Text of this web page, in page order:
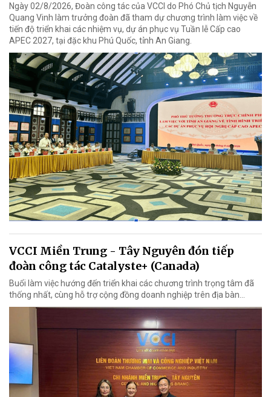
Ngày 02/8/2026, Đoàn công tác của VCCI do Phó Chủ tịch Nguyễn
Quang Vinh làm trưởng đoàn đã tham dự chương trình làm việc về
tiến độ triển khai các nhiệm vụ, dự án phục vụ Tuần lễ Cấp cao
APEC 2027, tại đặc khu Phú Quốc, tỉnh An Giang.
VCCI Miền Trung - Tây Nguyên đón tiếp
đoàn công tác Catalyste+ (Canada)
Buổi làm việc hướng đến triển khai các chương trình trọng tâm đã
thống nhất, cùng hỗ trợ cộng đồng doanh nghiệp trên địa bàn...